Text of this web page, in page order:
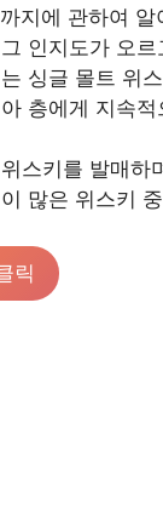
지에 관하여
인지도가 오
싱글 몰트 위
층에게 지속
스키를 발매
많은 위스키
릭